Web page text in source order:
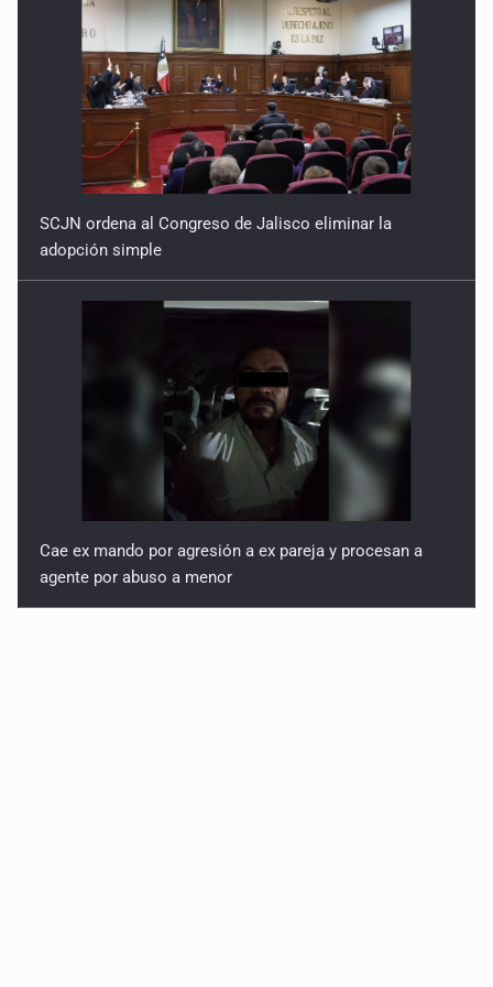
7 de Julio de 2026
SCJN ordena al Congreso de Jalisco eliminar la
adopción simple
Cae ex mando por agresión a ex pareja y procesan a
agente por abuso a menor